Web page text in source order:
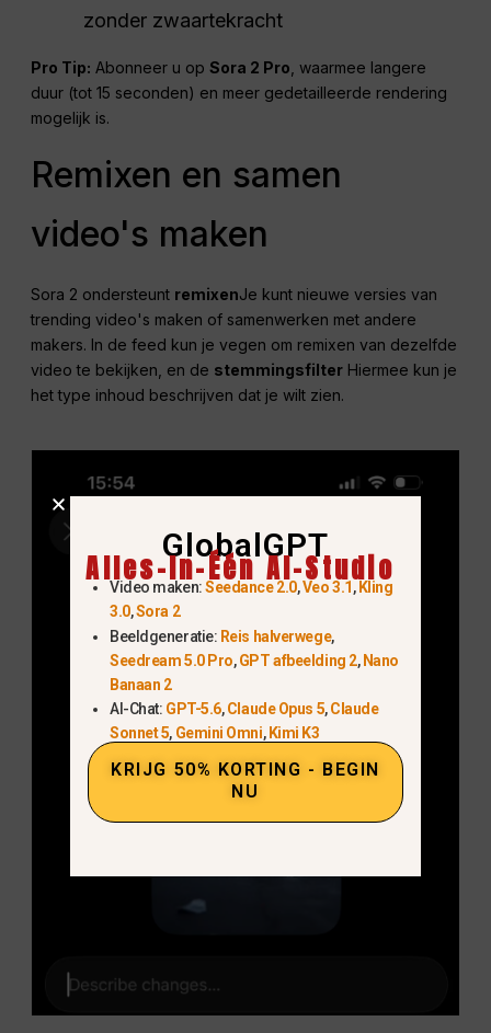
zonder zwaartekracht
Pro Tip: Abonneer u opSora 2 Pro , waarmee langere
duur (tot 15 seconden) en meer gedetailleerde rendering
mogelijk is.
Remixen en samen
video's maken
Sora 2 ondersteunt remixenJe kunt nieuwe versies van
trending video's maken of samenwerken met andere
makers. In de feed kun je vegen om remixen van dezelfde
video te bekijken, en de stemmingsfilter Hiermee kun je
het type inhoud beschrijven dat je wilt zien.
GlobalGPT
Alles-In-Één AI-Studio
Video maken:Seedance 2.0,Veo 3.1,Kling
3.0,Sora 2
Beeldgeneratie: Reis halverwege,
Seedream 5.0 Pro,GPT afbeelding 2,Nano
Banaan 2
AI-Chat: GPT-5.6,Claude Opus 5,Claude
Sonnet 5, Gemini Omni,Kimi K3
KRIJG 50% KORTING - BEGIN
NU